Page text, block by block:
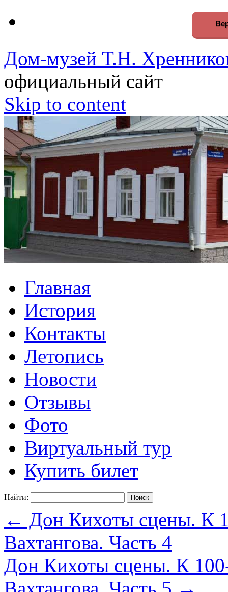
Дом-музей Т.Н.
официальный сайт
Skip to content
Главная
История
Контакты
Летопись
Новости
Отзывы
Фото
Виртуальный тур
Купить билет
Найти:
← Дон Кихоты сцены. К
Вахтангова. Часть 4
Дон Кихоты сцены. К